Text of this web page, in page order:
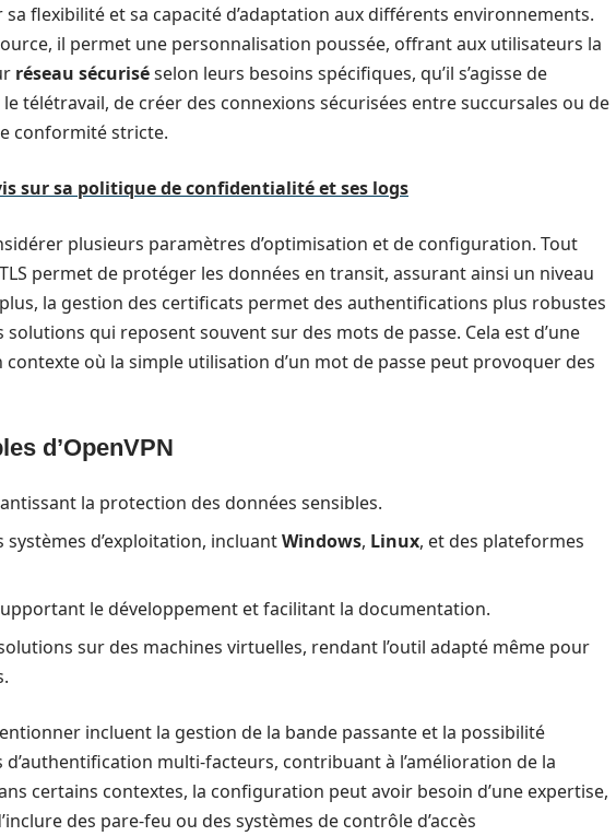
flexibilité et sa capacité d’adaptation aux différents environnements.
il permet une personnalisation poussée, offrant aux utilisateurs la
réseau sécuriséselon leurs besoins spécifiques, qu’il s’agisse de
télétravail, de créer des connexions sécurisées entre succursales ou de
conformité stricte.
sur sa politique de confidentialité et ses logs
plusieurs paramètres d’optimisation et de configuration. Tout
permet de protéger les données en transit, assurant ainsi un niveau
la gestion des certificats permet des authentifications plus robustes
solutions qui reposent souvent sur des mots de passe. Cela est d’une
où la simple utilisation d’un mot de passe peut provoquer des
d’OpenVPN
la protection des données sensibles.
d’exploitation, incluantWindows, Linux, et des plateformes
le développement et facilitant la documentation.
sur des machines virtuelles, rendant l’outil adapté même pour
incluent la gestion de la bande passante et la possibilité
d’authentification multi-facteurs, contribuant à l’amélioration de la
certains contextes, la configuration peut avoir besoin d’une expertise,
des pare-feu ou des systèmes de contrôle d’accès